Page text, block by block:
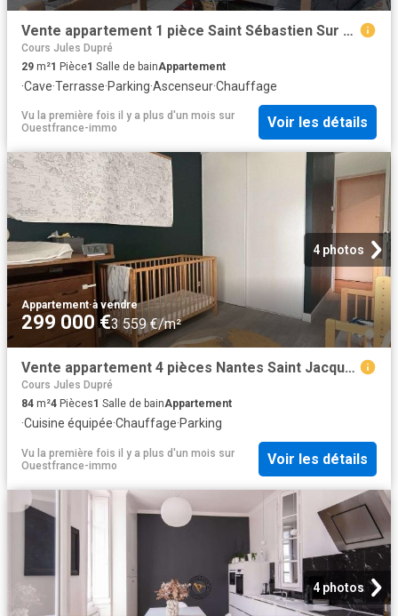
Vente appartement 1 pièce Saint Sébastien Sur Loire Martellière 44
Cours Jules Dupré
29 m²1 Pièce1 Salle de bainAppartement
·Cave·Terrasse·Parking·Ascenseur·Chauffage
Vu la première fois il y a plus d'un mois sur
Ouestfrance-immo
Voir les détails
4 photos
Appartement·à vendre
299 000 €3 559 €/m²
Vente appartement 4 pièces Nantes Saint Jacques 44
Cours Jules Dupré
84 m²4 Pièces1 Salle de bainAppartement
·Cuisine équipée·Chauffage·Parking
Vu la première fois il y a plus d'un mois sur
Ouestfrance-immo
Voir les détails
4 photos